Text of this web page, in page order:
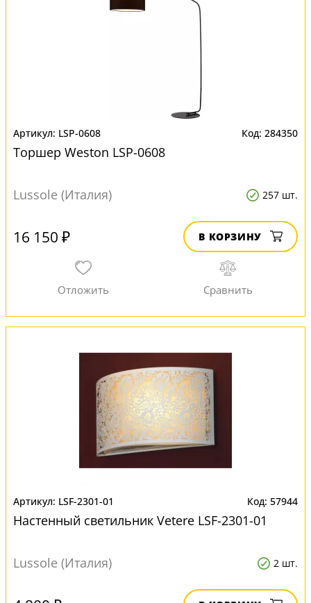
LSP-0608 284350
Торшер Weston LSP-0608
Lussole (Италия) 257 шт.
16 150 ₽ В КОРЗИНУ
LSF-2301-01 57944
Настенный светильник Vetere LSF-2301-01
Lussole (Италия) 2 шт.